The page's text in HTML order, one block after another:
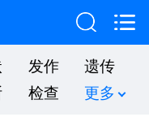
发作
遗传
检查 更多